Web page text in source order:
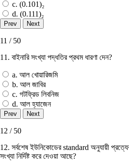
c. (0.101)₂
d. (0.111)₂
11 / 50
11. বাইনারি সংখ্যা পদ্ধতির প্রথম ধারণা দেন?
a. আল খােয়ারিজমি
b. আল জাবির
c. গটফ্রিড লিবনিজ
d. আল হ্যাজেন
12 / 50
12. সর্বশেষ ইউনিকোডের standard অনুযায়ী
সংখ্যা নির্দিষ্ট করে দেওয়া আছে?